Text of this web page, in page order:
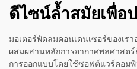
ดีไซน์ล้ำสมัยเพื่อ
มอเตอร์พัดลมคอนเดนเซอร์ของเร
ผสมผสานหลักการอากาศพลศาสต
การออกแบบโดยใช้ซอฟต์แวร์คอม